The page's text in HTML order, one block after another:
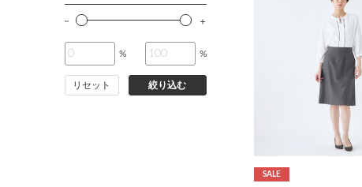
% %
リセット 絞り込む
SALE